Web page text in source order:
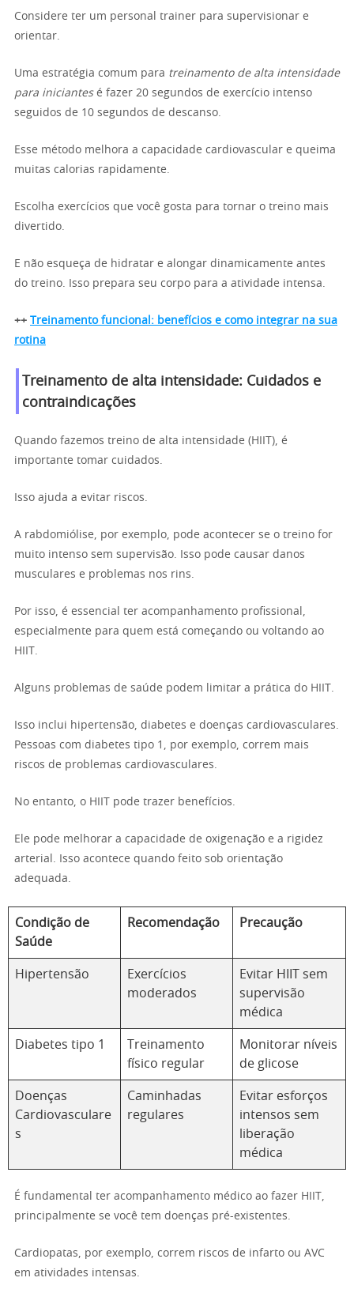
Considere ter um personal trainer para supervisionar e
orientar.
Uma estratégia comum para treinamento de alta intensidade
para iniciantesé fazer 20 segundos de exercício intenso
seguidos de 10 segundos de descanso.
Esse método melhora a capacidade cardiovascular e queima
muitas calorias rapidamente.
Escolha exercícios que você gosta para tornar o treino mais
divertido.
E não esqueça de hidratar e alongar dinamicamente antes
do treino. Isso prepara seu corpo para a atividade intensa.
++ Treinamento funcional: benefícios e como integrar na sua
rotina
Treinamento de alta intensidade: Cuidados e
contraindicações
Quando fazemos treino de alta intensidade (HIIT), é
importante tomar cuidados.
Isso ajuda a evitar riscos.
A rabdomiólise, por exemplo, pode acontecer se o treino for
muito intenso sem supervisão. Isso pode causar danos
musculares e problemas nos rins.
Por isso, é essencial ter acompanhamento profissional,
especialmente para quem está começando ou voltando ao
HIIT.
Alguns problemas de saúde podem limitar a prática do HIIT.
Isso inclui hipertensão, diabetes e doenças cardiovasculares.
Pessoas com diabetes tipo 1, por exemplo, correm mais
riscos de problemas cardiovasculares.
No entanto, o HIIT pode trazer benefícios.
Ele pode melhorar a capacidade de oxigenação e a rigidez
arterial. Isso acontece quando feito sob orientação
adequada.
Condição de
Saúde
Recomendação Precaução
Hipertensão
Exercícios
moderados
Evitar HIIT sem
supervisão
médica
Diabetes tipo 1
Treinamento
físico regular
Monitorar níveis
de glicose
Doenças
Cardiovasculare
s
Caminhadas
regulares
Evitar esforços
intensos sem
liberação
médica
É fundamental ter acompanhamento médico ao fazer HIIT,
principalmente se você tem doenças pré-existentes.
Cardiopatas, por exemplo, correm riscos de infarto ou AVC
em atividades intensas.